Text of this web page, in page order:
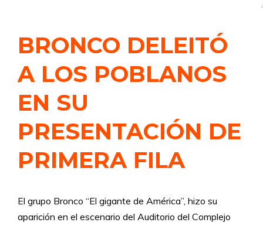
BRONCO DELEITÓ
A LOS POBLANOS
EN SU
PRESENTACIÓN DE
PRIMERA FILA
El grupo Bronco “El gigante de América”, hizo su
aparición en el escenario del Auditorio del Complejo